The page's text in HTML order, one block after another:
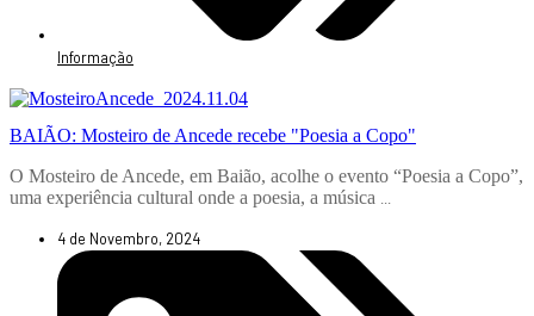
Informação
BAIÃO: Mosteiro de Ancede recebe "Poesia a Copo"
O Mosteiro de Ancede, em Baião, acolhe o evento “Poesia a Copo”,
uma experiência cultural onde a poesia, a música ...
4 de Novembro, 2024